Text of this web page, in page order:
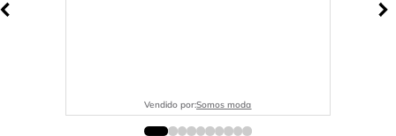
Vendido por:Somos moda